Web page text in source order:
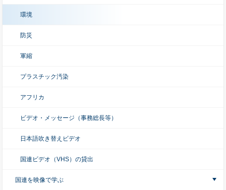
環境
防災
軍縮
プラスチック汚染
アフリカ
ビデオ・メッセージ（事務総長等）
日本語吹き替えビデオ
国連ビデオ（VHS）の貸出
国連を映像で学ぶ